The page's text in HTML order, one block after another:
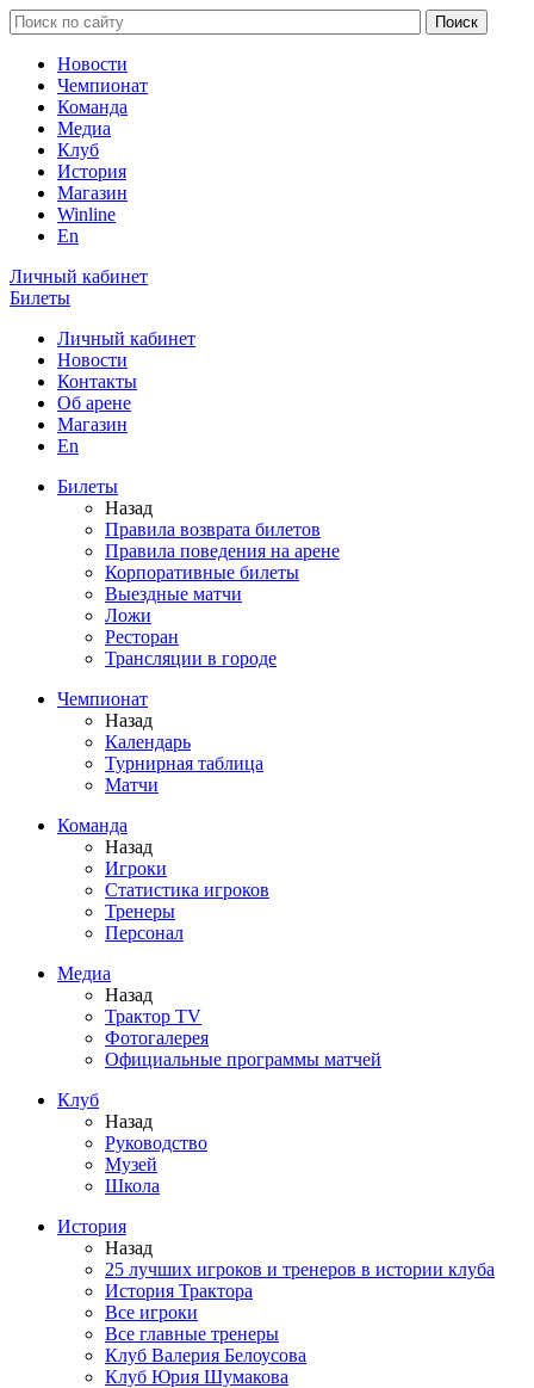
Новости
Чемпионат
Команда
Медиа
Клуб
История
Магазин
Winline
En
Личный кабинет
Билеты
Личный кабинет
Новости
Контакты
Об арене
Магазин
En
Билеты
Назад
Правила возврата билетов
Правила поведения на арене
Корпоративные билеты
Выездные матчи
Ложи
Ресторан
Трансляции в городе
Чемпионат
Назад
Календарь
Турнирная таблица
Матчи
Команда
Назад
Игроки
Статистика игроков
Тренеры
Персонал
Медиа
Назад
Трактор TV
Фотогалерея
Официальные программы матчей
Клуб
Назад
Руководство
Музей
Школа
История
Назад
25 лучших игроков и тренеров в истории клуба
История Трактора
Все игроки
Все главные тренеры
Клуб Валерия Белоусова
Клуб Юрия Шумакова